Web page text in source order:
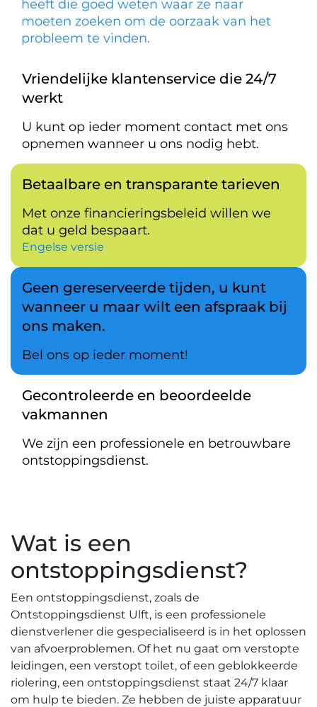
heeft die goed weten waar ze naar
moeten zoeken om de oorzaak van het
probleem te vinden.
Vriendelijke klantenservice die 24/7
werkt
U kunt op ieder moment contact met ons
opnemen wanneer u ons nodig hebt.
Betaalbare en transparante tarieven
Met onze financieringsbeleid willen we
dat u geld bespaart.
Engelse versie
Geen gereserveerde tijden, u kunt
wanneer u maar wilt een afspraak bij
ons maken.
Bel ons op ieder moment!
Gecontroleerde en beoordeelde
vakmannen
We zijn een professionele en betrouwbare
ontstoppingsdienst.
Wat is een
ontstoppingsdienst?​
Een ontstoppingsdienst, zoals de
Ontstoppingsdienst Ulft, is een professionele
dienstverlener die gespecialiseerd is in het oplossen
van afvoerproblemen.​ Of het nu gaat om verstopte
leidingen, een verstopt toilet, of een geblokkeerde
riolering, een ontstoppingsdienst staat 24/7 klaar
om hulp te bieden.​ Ze hebben de juiste apparatuur